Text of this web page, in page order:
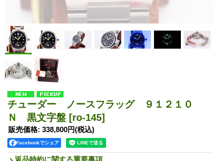
チューダー ノースフラッグ ９１２１０
Ｎ 黒文字盤 [ro-145]
販売価格: 338,800円(税込)
Facebookでシェア
返品特約に関する重要事項